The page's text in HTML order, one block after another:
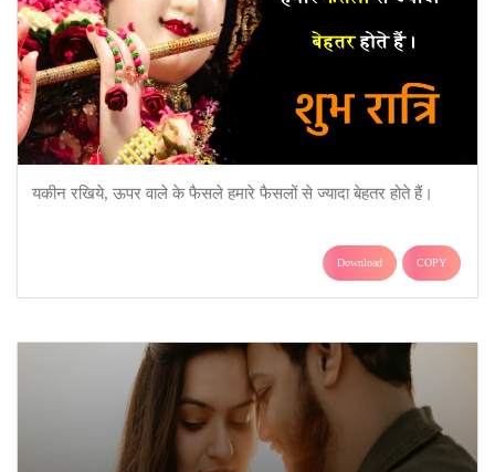
यकीन रखिये, ऊपर वाले के फैसले हमारे फैसलों से ज्यादा बेहतर होते हैं।
Download COPY